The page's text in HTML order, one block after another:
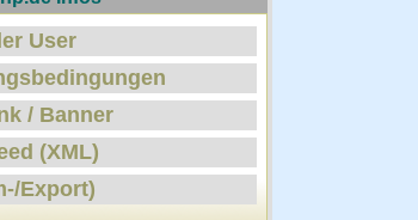
User
/ Banner
(XML)
Export)